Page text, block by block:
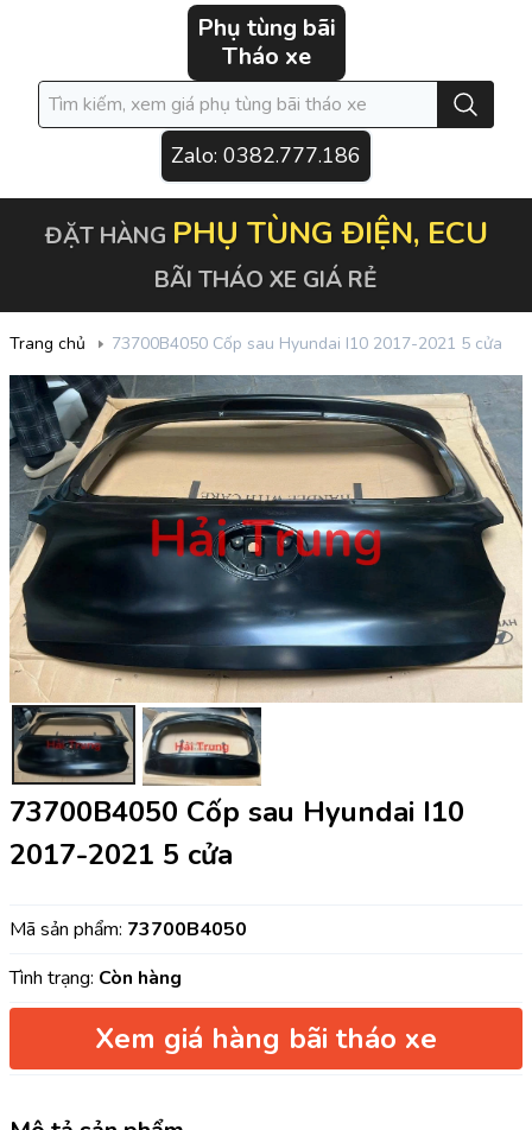
Phụ tùng bãi
Tháo xe
Zalo: 0382.777.186
ĐẶT HÀNGPHỤ TÙNG ĐIỆN, ECU
BÃI THÁO XE GIÁ RẺ
Trang chủ 73700B4050 Cốp sau Hyundai I10 2017-2021 5 cửa
73700B4050 Cốp sau Hyundai I10
2017-2021 5 cửa
Mã sản phẩm: 73700B4050
Tình trạng: Còn hàng
Xem giá hàng bãi tháo xe